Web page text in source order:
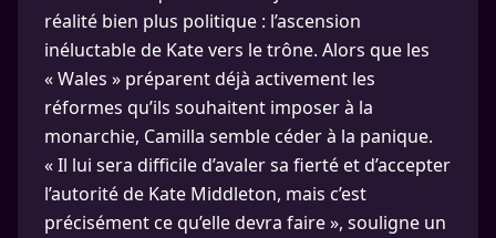
réalité bien plus politique : l’ascension
inéluctable de Kate vers le trône. Alors que les
« Wales » préparent déjà activement les
réformes qu’ils souhaitent imposer à la
monarchie, Camilla semble céder à la panique.
« Il lui sera difficile d’avaler sa fierté et d’accepter
l’autorité de Kate Middleton, mais c’est
précisément ce qu’elle devra faire », souligne un